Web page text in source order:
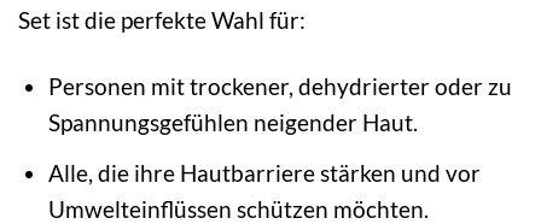
Set ist die perfekte Wahl für:
Personen mit trockener, dehydrierter oder zu
Spannungsgefühlen neigender Haut.
Alle, die ihre Hautbarriere stärken und vor
Umwelteinflüssen schützen möchten.